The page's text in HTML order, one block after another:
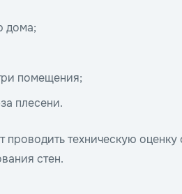
дома;
помещения;
плесени.
техническую
стен.